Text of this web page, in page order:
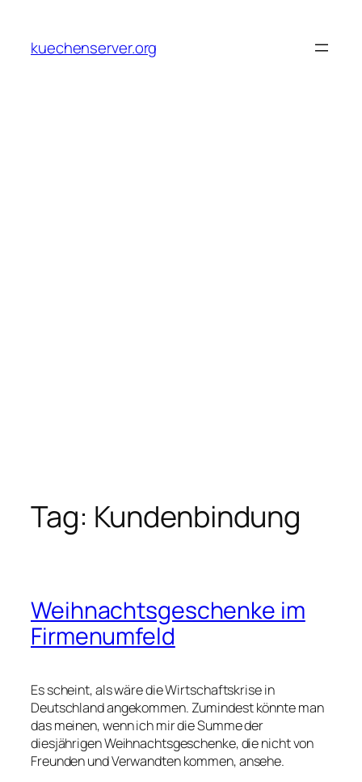
content
kuechenserver.org
Tag: Kundenbindung
Weihnachtsgeschenke im
Firmenumfeld
Es scheint, als wäre die Wirtschaftskrise in
Deutschland angekommen. Zumindest könnte man
das meinen, wenn ich mir die Summe der
diesjährigen Weihnachtsgeschenke, die nicht von
Freunden und Verwandten kommen, ansehe.